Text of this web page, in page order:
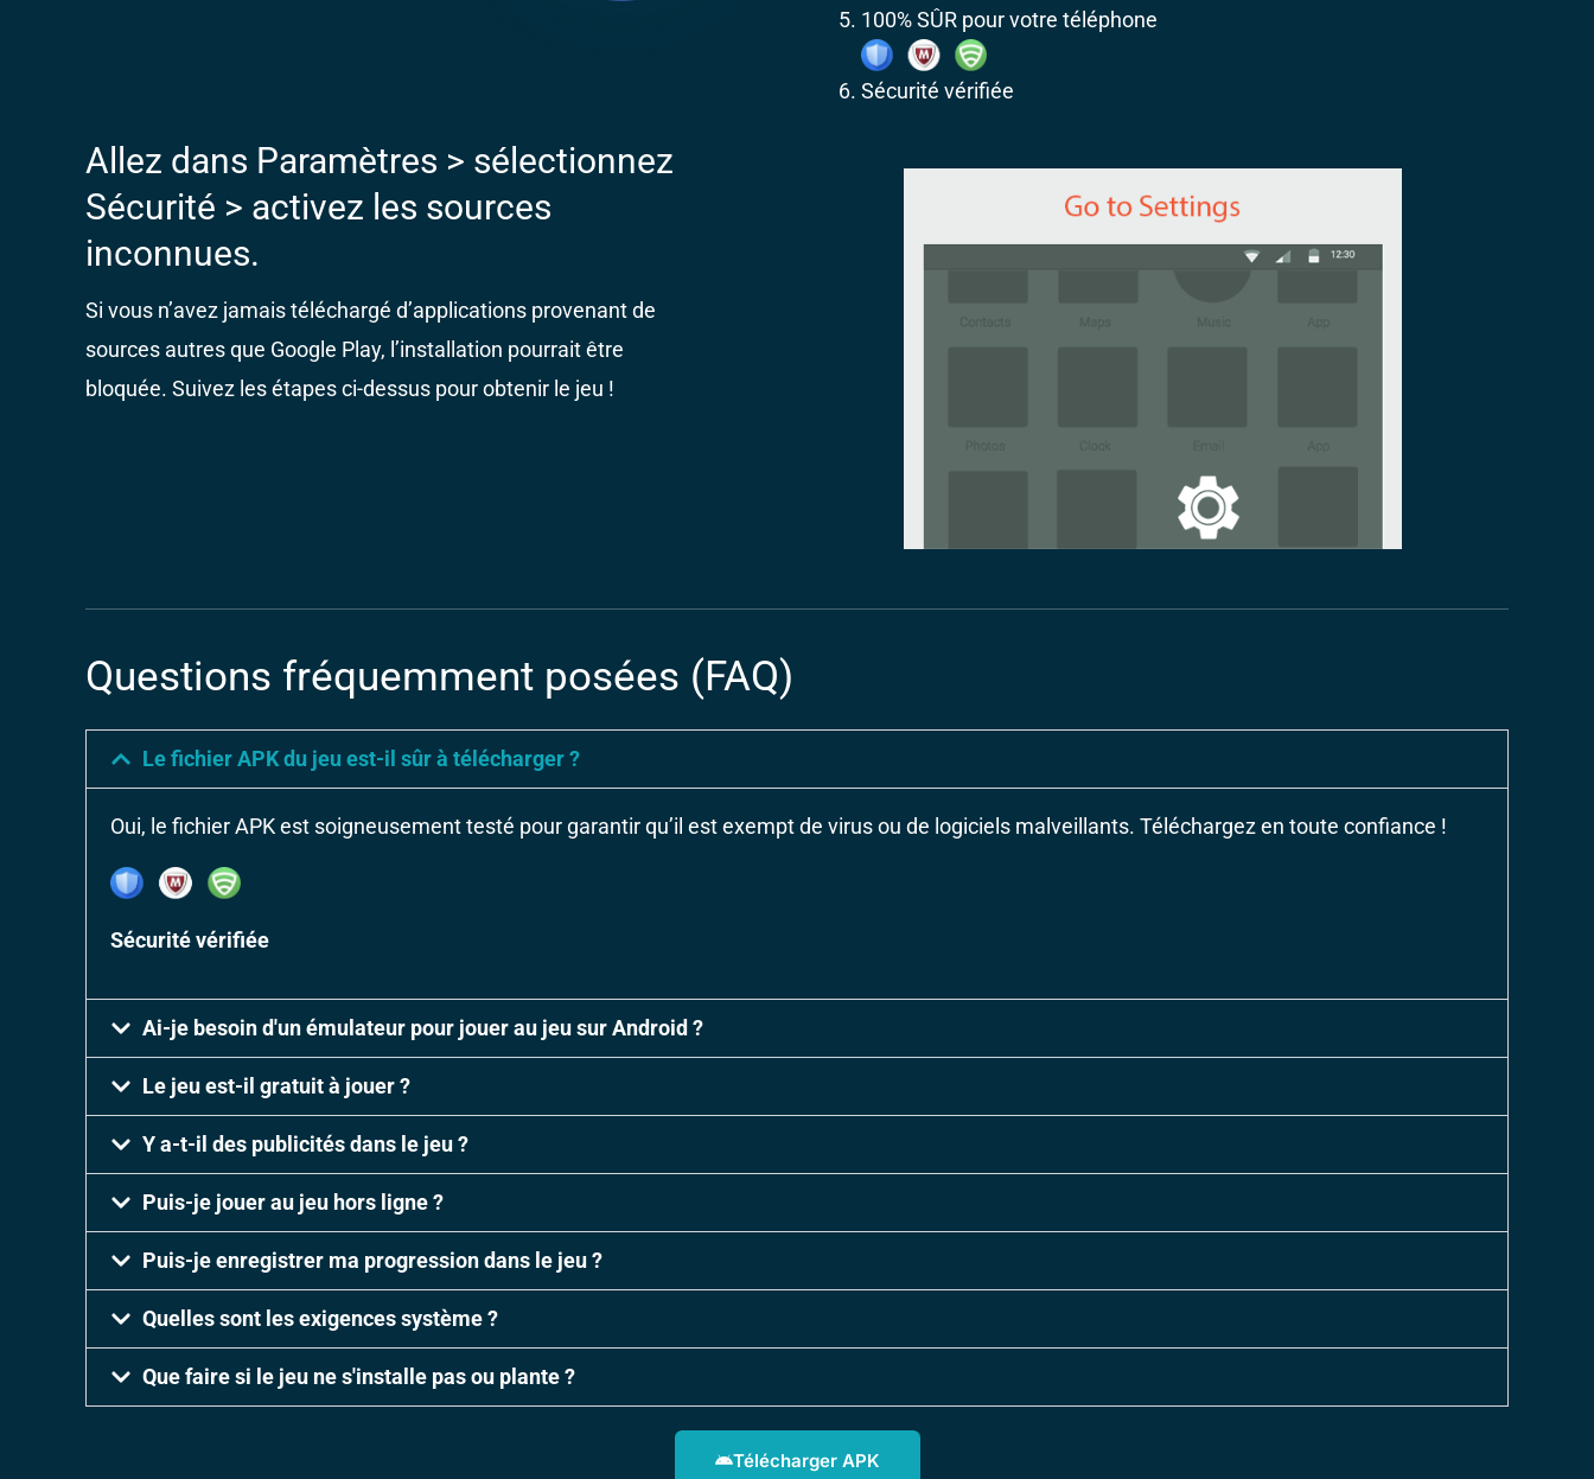
100% SÛR pour votre téléphone
Sécurité vérifiée
Allez dans Paramètres > sélectionnez
Sécurité > activez les sources
inconnues.
Si vous n’avez jamais téléchargé d’applications provenant de
sources autres que Google Play, l’installation pourrait être
bloquée. Suivez les étapes ci-dessus pour obtenir le jeu !
Questions fréquemment posées (FAQ)
Le fichier APK du jeu est-il sûr à télécharger ?
Oui, le fichier APK est soigneusement testé pour garantir qu’il est exempt de virus ou de logiciels malveillants. Téléchargez en toute confiance !
Sécurité vérifiée
Ai-je besoin d'un émulateur pour jouer au jeu sur Android ?
Le jeu est-il gratuit à jouer ?
Y a-t-il des publicités dans le jeu ?
Puis-je jouer au jeu hors ligne ?
Puis-je enregistrer ma progression dans le jeu ?
Quelles sont les exigences système ?
Que faire si le jeu ne s'installe pas ou plante ?
Télécharger APK